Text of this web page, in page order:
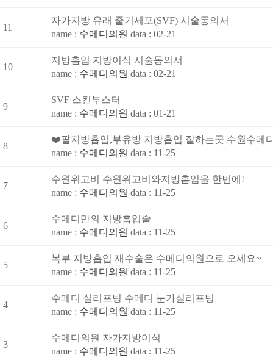
11
자가지방 유래 줄기세포(SVF) 시술동의서
name : 수메디의원 data : 02-21
10
지방흡입 지방이식 시술동의서
name : 수메디의원 data : 02-21
9
SVF 스킨부스터
name : 수메디의원 data : 01-21
8
❤️팔지방흡입,부유방 지방흡입 잘하는곳 수원수메
name : 수메디의원 data : 11-25
7
수원위고비 수원위고비와지방흡입을 한번에!
name : 수메디의원 data : 11-25
6
수메디만의 지방흡입술
name : 수메디의원 data : 11-25
5
복부 지방흡입 재수술은 수메디의원으로 오세요~
name : 수메디의원 data : 11-25
4
수메디 실리프팅 수메디 눈가실리프팅
name : 수메디의원 data : 11-25
3
수메디의원 자가지방이식
name : 수메디의원 data : 11-25